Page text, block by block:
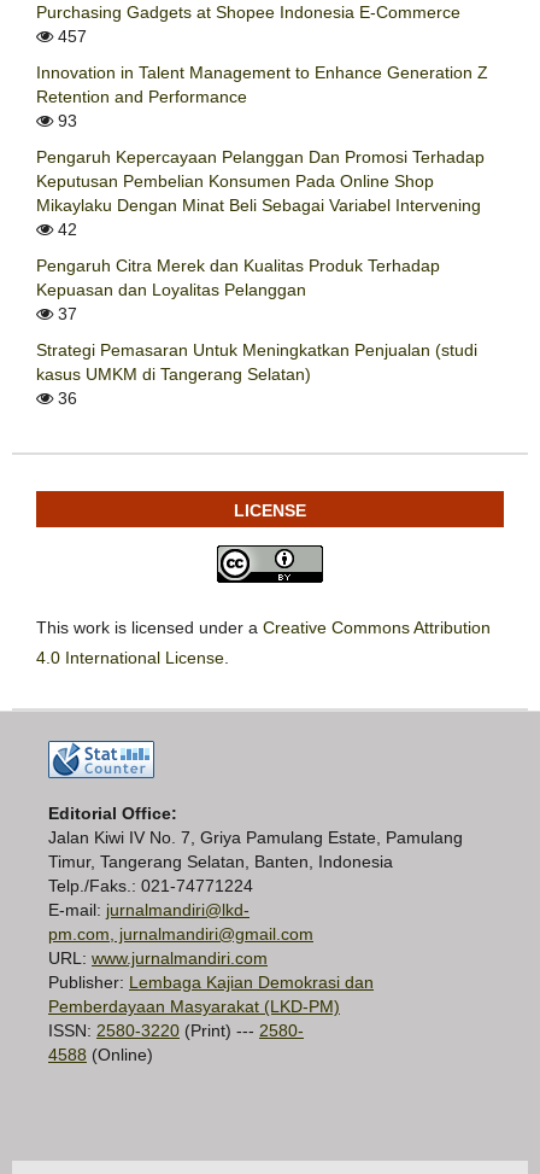
Purchasing Gadgets at Shopee Indonesia E-Commerce
457
Innovation in Talent Management to Enhance Generation Z
Retention and Performance
93
Pengaruh Kepercayaan Pelanggan Dan Promosi Terhadap
Keputusan Pembelian Konsumen Pada Online Shop
Mikaylaku Dengan Minat Beli Sebagai Variabel Intervening
42
Pengaruh Citra Merek dan Kualitas Produk Terhadap
Kepuasan dan Loyalitas Pelanggan
37
Strategi Pemasaran Untuk Meningkatkan Penjualan (studi
kasus UMKM di Tangerang Selatan)
36
LICENSE
This work is licensed under a Creative Commons Attribution
4.0 International License
Editorial Office:
Jalan Kiwi IV No. 7, Griya Pamulang Estate, Pamulang
Timur, Tangerang Selatan, Banten, Indonesia
Telp./Faks.: 021-74771224
E-mail: jurnalmandiri@lkd-
pm.com, jurnalmandiri@gmail.com
URL: www.jurnalmandiri.com
Publisher: Lembaga Kajian Demokrasi dan
Pemberdayaan Masyarakat (LKD-PM)
ISSN: 2580-3220 (Print) --- 2580-
4588 (Online)